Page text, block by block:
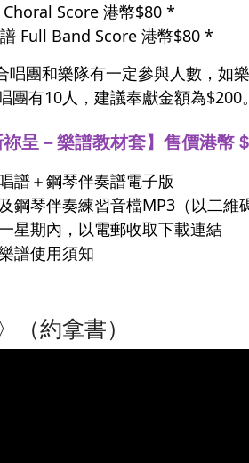
Choral Score 港幣$80 *
Full Band Score 港幣$80 *
唱團和樂隊有一定參與人數，如
團有10人，建議奉獻金額為$200
祢呈－樂譜教材套】售價港幣
譜＋鋼琴伴奏譜電子版
鋼琴伴奏練習音檔MP3（以二維
星期內，以電郵收取下載連結
譜使用須知
（約拿書）